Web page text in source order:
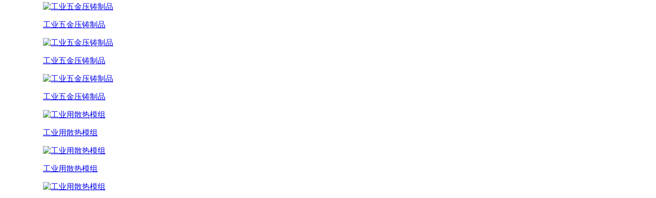
工业五金压铸制品
工业五金压铸制品
工业五金压铸制品
工业用散热模组
工业用散热模组